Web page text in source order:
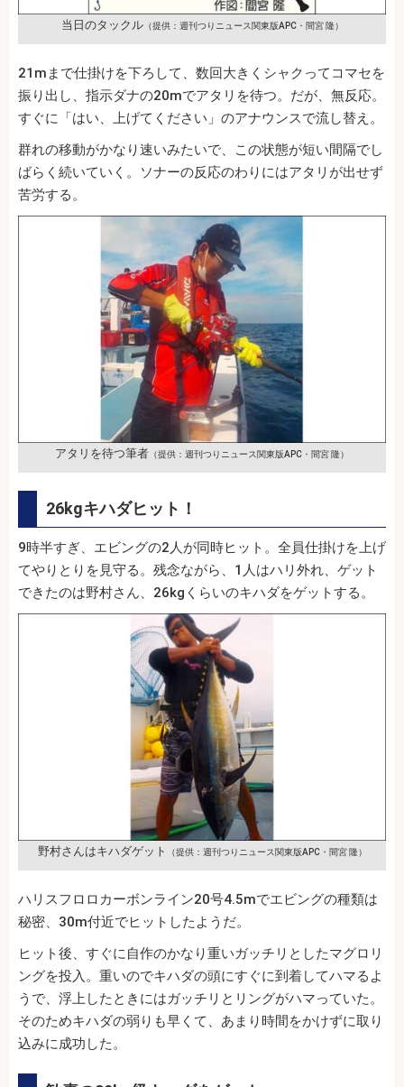
当日のタックル（提供：週刊つりニュース関東版APC・間宮 隆）
21mまで仕掛けを下ろして、数回大きくシャクってコマセを
振り出し、指示ダナの20mでアタリを待つ。だが、無反応。
すぐに「はい、上げてください」のアナウンスで流し替え。
群れの移動がかなり速いみたいで、この状態が短い間隔でし
ばらく続いていく。ソナーの反応のわりにはアタリが出せず
苦労する。
アタリを待つ筆者 （提供：週刊つりニュース関東版APC・間宮 隆）
26kgキハダヒット！
9時半すぎ、エビングの2人が同時ヒット。全員仕掛けを上げ
てやりとりを見守る。残念ながら、1人はハリ外れ、ゲット
できたのは野村さん、26kgくらいのキハダをゲットする。
野村さんはキハダゲット （提供：週刊つりニュース関東版APC・間宮 隆）
ハリスフロロカーボンライン20号4.5mでエビングの種類は
秘密、30m付近でヒットしたようだ。
ヒット後、すぐに自作のかなり重いガッチリとしたマグロリ
ングを投入。重いのでキハダの頭にすぐに到着してハマるよ
うで、浮上したときにはガッチリとリングがハマっていた。
そのためキハダの弱りも早くて、あまり時間をかけずに取り
込みに成功した。